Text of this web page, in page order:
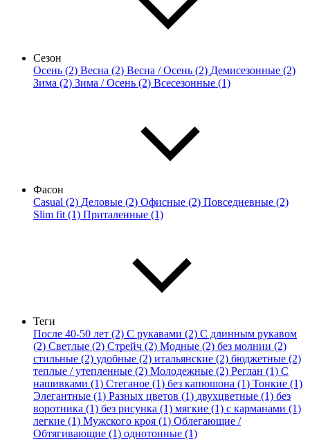
Сезон
Осень (2) Весна (2) Весна / Осень (2) Демисезонные (2)
Зима (2) Зима / Осень (2) Всесезонные (1)
Фасон
Casual (2) Деловые (2) Офисные (2) Повседневные (2)
Slim fit (1) Приталенные (1)
Теги
После 40-50 лет (2) С рукавами (2) С длинным рукавом
(2) Светлые (2) Стрейч (2) Модные (2) без молнии (2)
стильные (2) удобные (2) итальянские (2) бюджетные (2)
теплые / утепленные (2) Молодежные (2) Реглан (1) С
нашивками (1) Стеганое (1) без капюшона (1) Тонкие (1)
Элегантные (1) Разных цветов (1) двухцветные (1) без
воротника (1) без рисунка (1) мягкие (1) с карманами (1)
легкие (1) Мужского кроя (1) Облегающие /
Обтягивающие (1) однотонные (1)